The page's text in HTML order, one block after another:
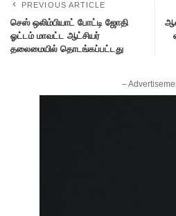
PREVIOUS ARTICLE
செஸ் ஒலிம்பியாட் போட்டி ஜோதி
ஓட்டம் மாவட்ட ஆட்சியர்
தலைமையில் தொடங்கப்பட்டது
–